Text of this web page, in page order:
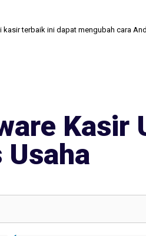
terbaik ini dapat mengubah cara
Kasir